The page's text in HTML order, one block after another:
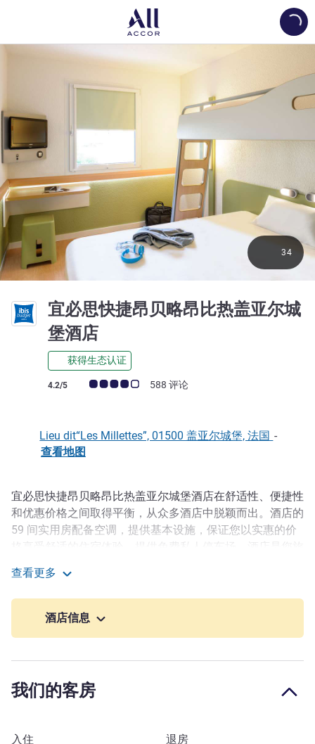
宜必思快捷昂贝略昂比热盖亚尔城
堡酒店
获得生态认证
客户意见评级 (ALL 评级)
4.2/5 588 评论
34
Lieu dit“Les Millettes”, 01500 盖亚尔城堡, 法国 -
查看地图
描述
宜必思快捷昂贝略昂比热盖亚尔城堡酒店在舒适性、便捷性
和优惠价格之间取得平衡，从众多酒店中脱颖而出。酒店的
59 间实用房配备空调，提供基本设施，保证您以实惠的价
可轻松前往该地区的主要景点。
宜必思快捷昂贝略昂比热盖亚尔城堡酒店在 A42 高速公路
出口处，位于里昂和布雷斯地区布尔格之间的战略位置。大
在 ViaRhôna 自行车道骑行。Bugey 卡丁车赛道距离仅 0.5
Plaine de l'Ain 工业园区，这里是商务旅行的便捷基地。
高铁站（5 分钟），并连通奥弗涅-罗讷-阿尔卑斯大区主要
查看更多
酒店信息
我们的客房
入住 退房